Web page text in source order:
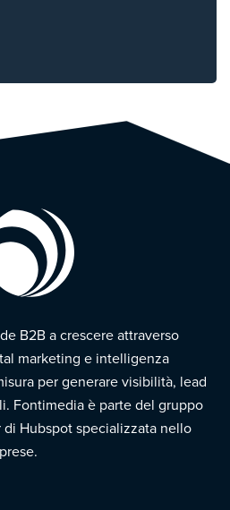
B2B a crescere attraverso
marketing e intelligenza
per generare visibilità, lead
Fontimedia è parte del gruppo
di Hubspot specializzata nello